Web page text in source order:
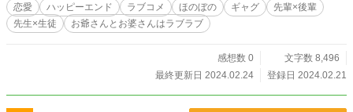
恋愛 ハッピーエンド ラブコメ ほのぼの ギャグ
先輩×後輩
先生×生徒
お爺さんとお婆さんはラブラブ
感想数 0
文字数 8,496
最終更新日 2024.02.24
登録日 2024.02.21